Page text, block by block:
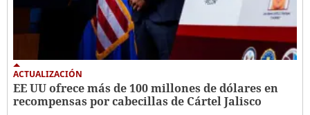
ACTUALIZACIÓN
EE UU ofrece más de 100 millones de dólares en
recompensas por cabecillas de Cártel Jalisco